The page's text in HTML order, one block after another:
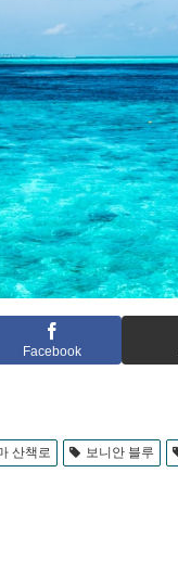
Facebook
산책로 보니안 블루